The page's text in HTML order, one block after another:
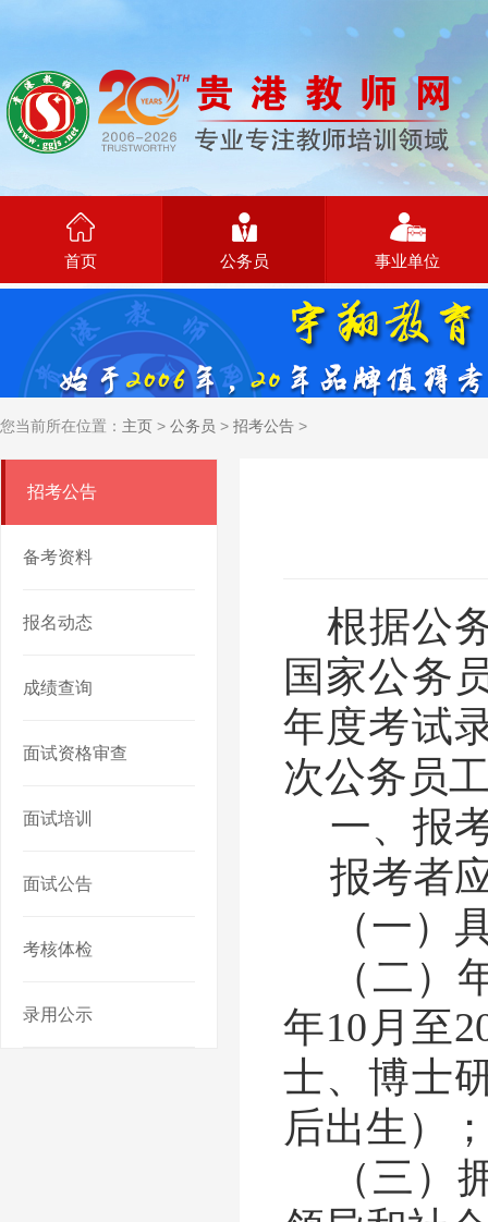
首页 公务员 事业单位
您当前所在位置： 主页 > 公务员 > 招考公告 >
招考公告
备考资料
报名动态
成绩查询
面试资格审查
面试培训
面试公告
考核体检
录用公示
根据公
国家公务
年度考试
次公务员
一、报
报考者
（一）
（二）
年10 月至
士、博士
后出生）
（三